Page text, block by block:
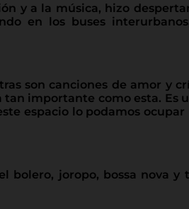
y a la música, hizo
en los buses
son canciones de amor y
importante como esta. Es
espacio lo podamos ocupar
bolero, joropo, bossa nova y